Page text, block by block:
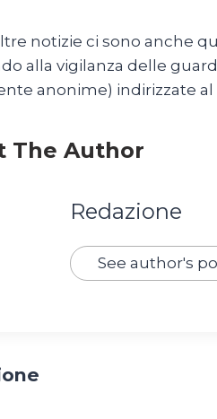
notizie ci sono anche
alla vigilanza delle
anonime) indirizzate al
The Author
Redazione
See author's